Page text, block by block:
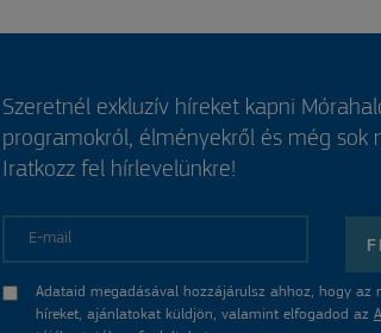
Szeretnél exkluzív híreket kapni
programokról, élményekről és még sok
Iratkozz fel hírlevelünkre!
Adataid megadásával hozzájárulsz ahhoz, hogy az
híreket, ajánlatokat küldjön, valamint elfogadod az